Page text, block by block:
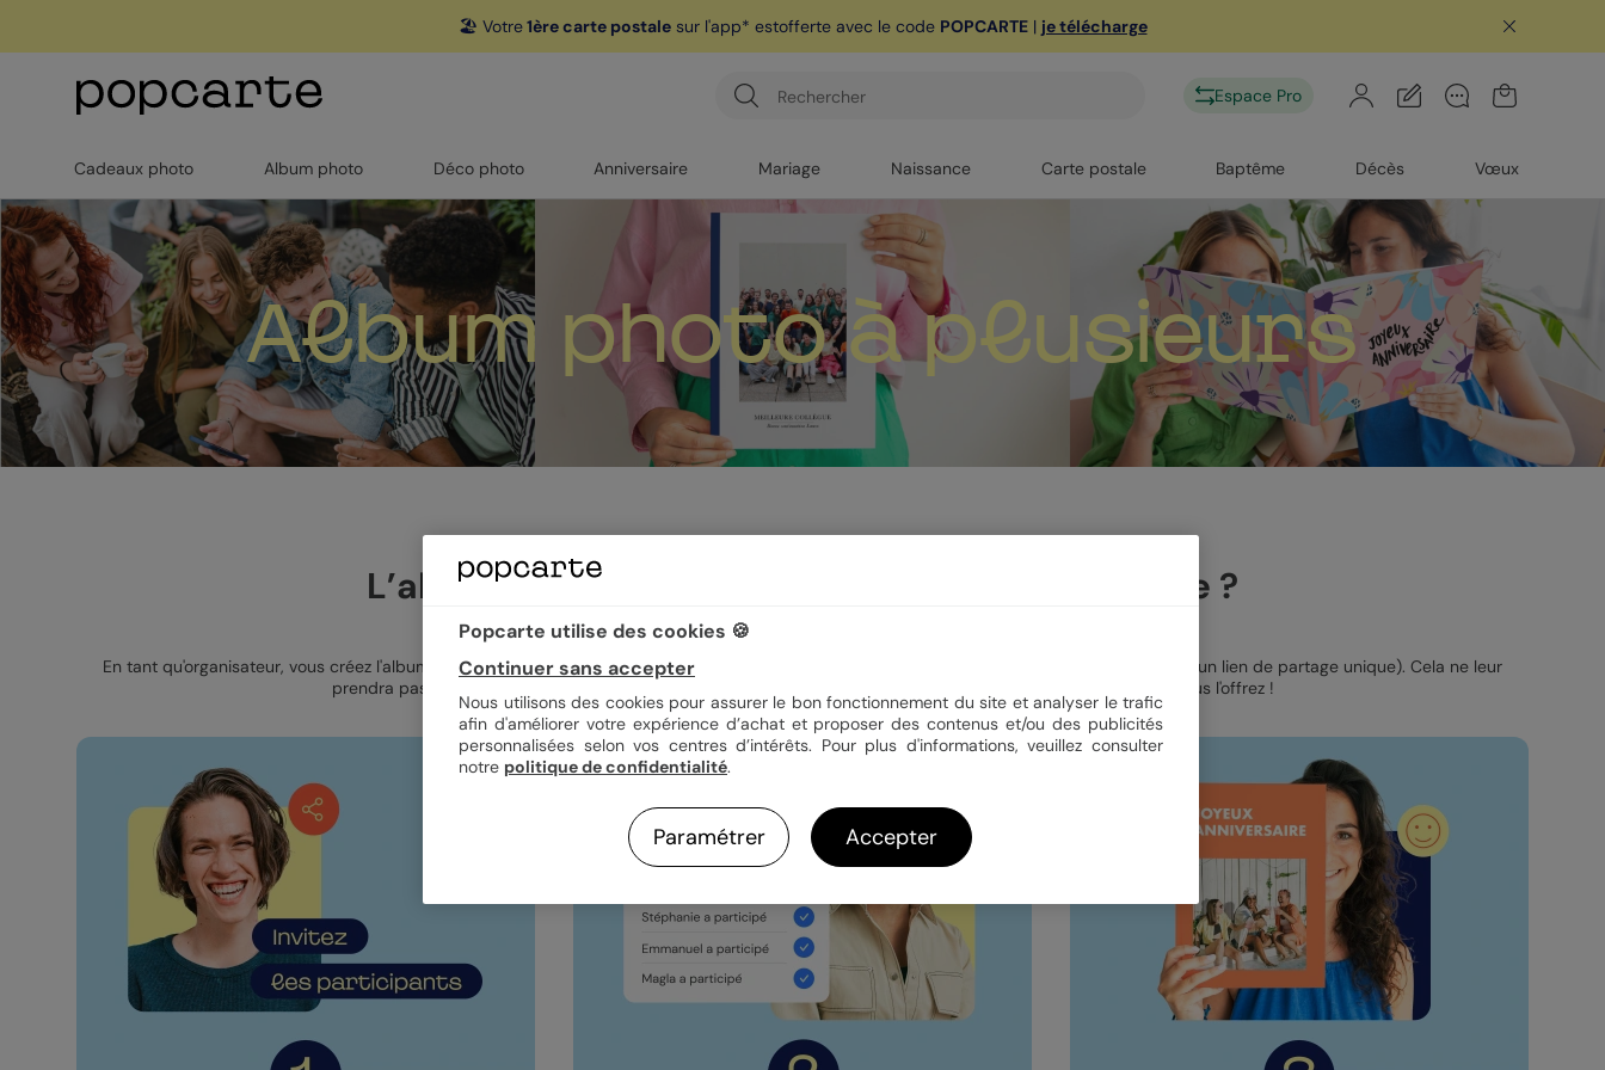
🏖️ Votre1ère carte postalesur l'app* estofferte avec le code POPCARTE| je télécharge
Espace Pro
Cadeaux photo Album photo Déco photo Anniversaire Mariage Naissance Carte postale Baptême Décès Vœux
Album photo à plusieurs
L’album photo collaboratif, comment ça marche ?
En tant qu'organisateur, vous créez l'album et personnalisez la couverture et le titre. Vous invitez ensuite les participants à créer leur page (via un lien de partage unique). Cela ne leur
prendra pas plus de 5 min. Une fois toutes les contributions reçues, vous validez l'album, on l'imprime et hop, vous l'offrez !
Popcarte utilise des cookies 🍪
Continuer sans accepter
Nous utilisons des cookies pour assurer le bon fonctionnement du site et analyser le trafic
afin d'améliorer votre expérience d’achat et proposer des contenus et/ou des publicités
personnalisées selon vos centres d’intérêts. Pour plus d'informations, veuillez consulter
notre politique de confidentialité.
Paramétrer Accepter